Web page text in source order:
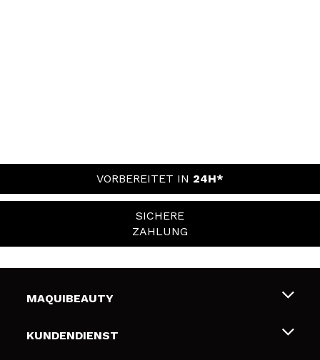
VORBEREITET IN 24H*
SICHERE
ZAHLUNG
MAQUIBEAUTY
Über uns
KUNDENDIENST